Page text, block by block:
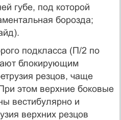
губе, под которой
борозда;
подкласса (П/2 по
блокирующим
резцов, чаще
этом верхние боковые
вестибулярно и
верхних резцов